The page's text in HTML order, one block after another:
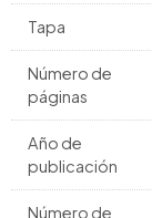
Tapa
Número de
páginas
Año de
publicación
Número de